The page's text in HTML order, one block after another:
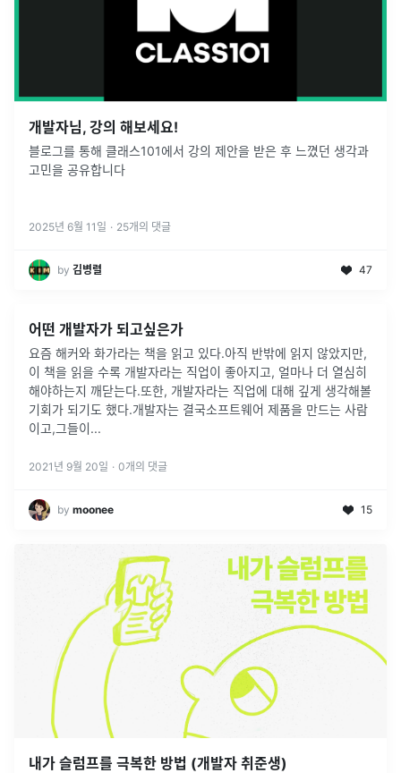
개발자님, 강의 해보세요!
블로그를 통해 클래스101에서 강의 제안을 받은 후 느꼈던 생각과
고민을 공유합니다
2025년 6월 11일 · 25개의 댓글
by 김병렬 47
어떤 개발자가 되고싶은가
요즘 해커와 화가라는 책을 읽고 있다.아직 반밖에 읽지 않았지만,
이 책을 읽을 수록 개발자라는 직업이 좋아지고, 얼마나 더 열심히
해야하는지 깨닫는다.또한, 개발자라는 직업에 대해 깊게 생각해볼
기회가 되기도 했다.개발자는 결국소프트웨어 제품을 만드는 사람
이고,그들이...
2021년 9월 20일 · 0개의 댓글
by moonee 15
내가 슬럼프를 극복한 방법 (개발자 취준생)